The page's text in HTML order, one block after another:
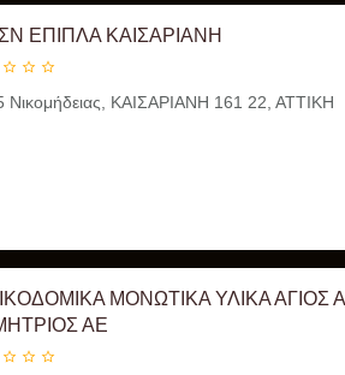
ΕΠΙΠΛΑ ΚΑΙΣΑΡΙΑΝΗ
Νικομήδειας, ΚΑΙΣΑΡΙΑΝΗ 161 22, ΑΤΤΙΚΗ
ΜΟΝΩΤΙΚΑ ΥΛΙΚΑ
ΑΕ